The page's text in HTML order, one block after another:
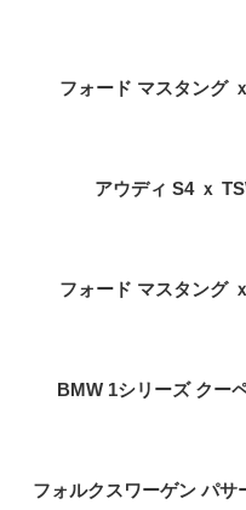
フォード マスタング
アウディ S4 ｘ
フォード マスタング
BMW 1シリーズ クー
フォルクスワーゲン パ